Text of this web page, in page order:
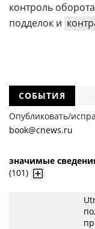
контроль
подделок и
СОБЫТИЯ
Опубликовать/
book@cnews.ru
значимые
(101)